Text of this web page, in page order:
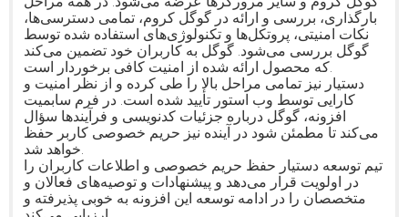
بارگذاری، بررسی و ارائه در گوگل کروم، تمامی دسترسی‌ها،
نکات امنیتی، پروتکل‌ها و تکنولوژی‌های استفاده شده توسط
گوگل بررسی می‌شود. گوگل به کاربران خود تضمین می‌کند
دستیار نیز تمامی مراحل بالا را طی کرده و از نظر امنیت و
کارایی توسط وب استور تأیید شده است. در فرم سابمیت
افزونه، گوگل درباره جزئیات کدنویسی و فرآیندها سؤال
می‌کند تا مطمئن شود در آینده نیز حریم خصوصی کاربر حفظ
تیم توسعه دستیار حفظ حریم خصوصی و اطلاعات کاربران را
در اولویت قرار می‌دهد و پیشنهادات و توصیه‌های فعالان و
متخصصان را در ادامه توسعه این افزونه به خوبی پذیرفته و